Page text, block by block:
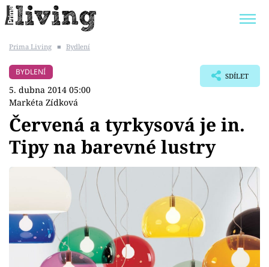
BYDLENÍ SLAVNÝCH
Témata
Zahrada
Design
Prima Living ■ Bydlení
BYDLENÍ
5. dubna 2014 05:00
Markéta Zídková
SDÍLET
Červená a tyrkysová je in.
Tipy na barevné lustry